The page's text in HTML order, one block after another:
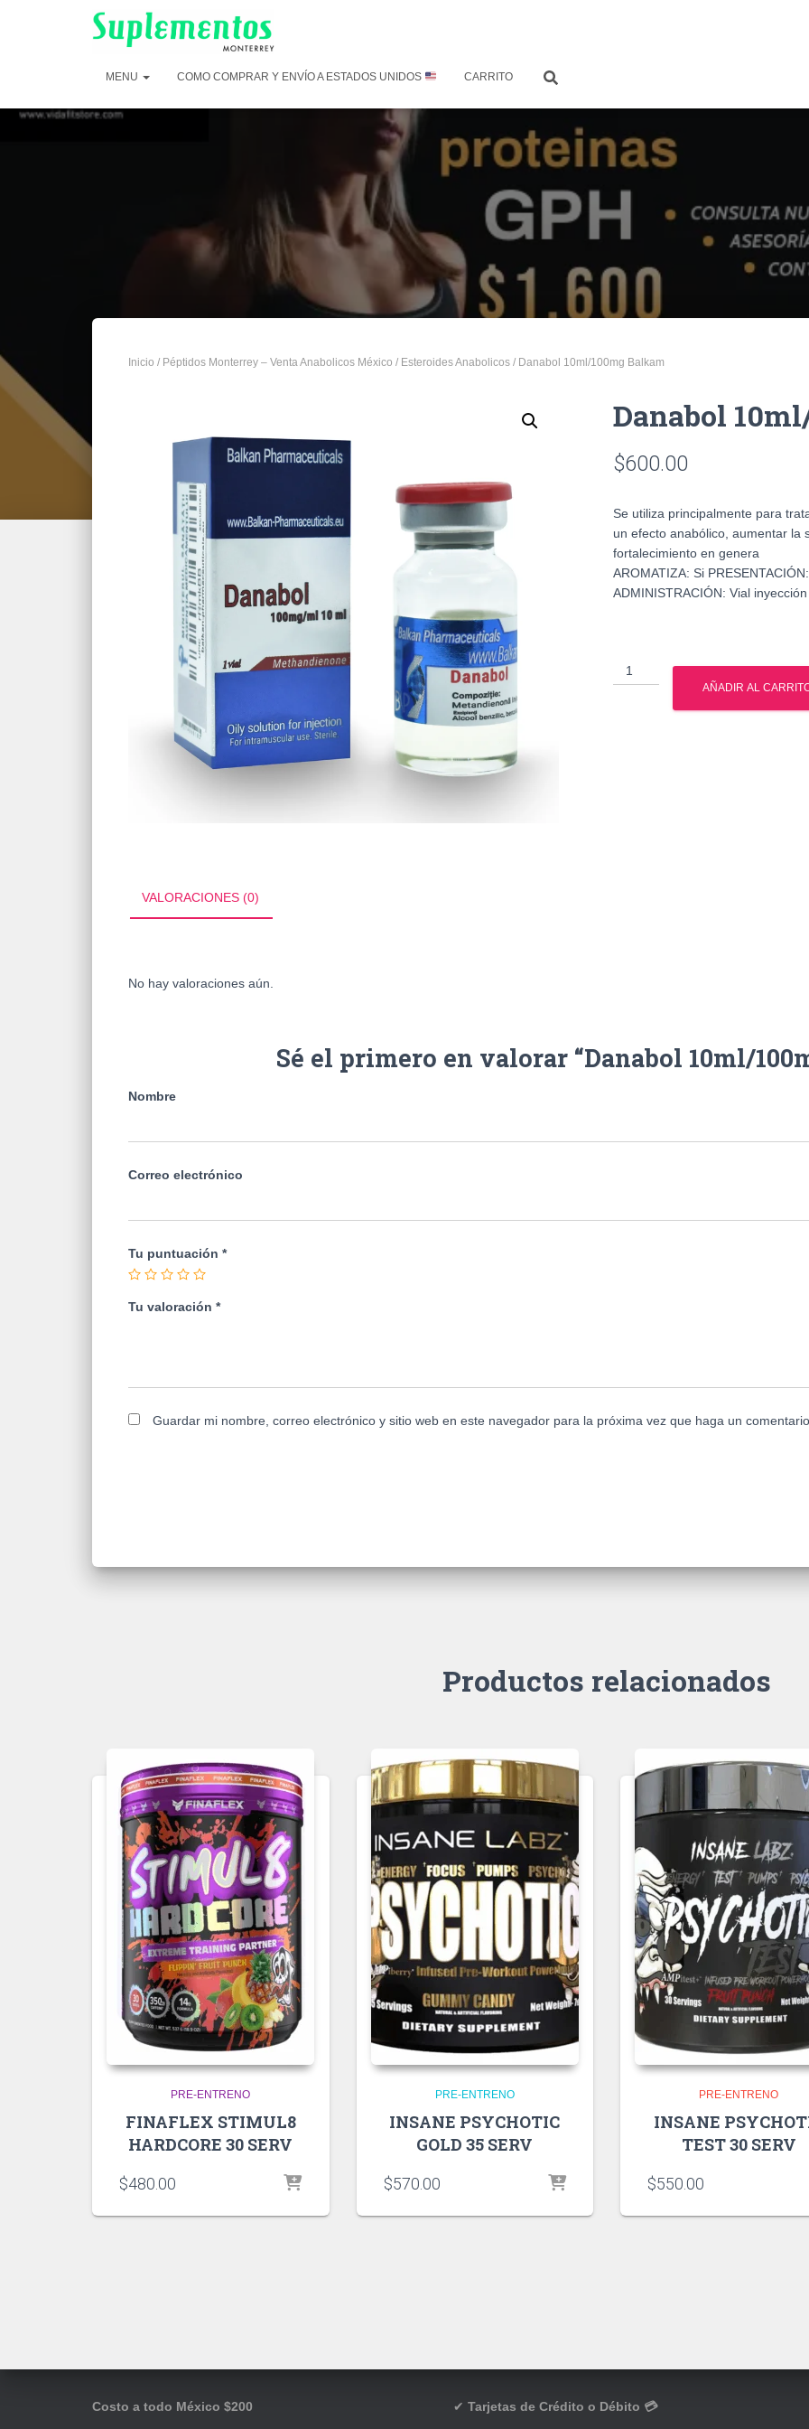
MENU COMO COMPRAR Y ENVÍO A ESTADOS UNIDOS CARRITO
Inicio / Péptidos Monterrey – Venta Anabolicos México / Esteroides Anabolicos / Danabol 10ml/100mg Balkam
Danabol
$600.00
Se utiliza principalmente para
un efecto anabólico, aumentar la
fortalecimiento en genera
AROMATIZA: Si
ADMINISTRACIÓN: Vial inyección
Danabol
10ml/100mg
AÑADIR AL
VALORACIONES (0)
No hay valoraciones aún.
Sé el primero en valorar “Danabol 10ml/
Nombre
Correo electrónico
Tu puntuación *
Tu valoración *
Guardar mi nombre, correo electrónico y sitio web en este navegador para la próxima vez que haga un
Productos relacionados
PRE-ENTRENO
FINAFLEX STIMUL8
HARDCORE 30 SERV
$480.00
PRE-ENTRENO
INSANE PSYCHOTIC
GOLD 35 SERV
$570.00
PRE-ENTRENO
INSANE
TEST 30 SERV
$550.00
Costo a todo México $200 ✔ Tarjetas de Crédito o Débito 💳